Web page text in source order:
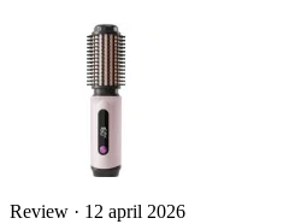
Review · 12 april 2026